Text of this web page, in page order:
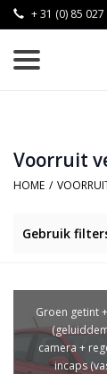
+ 31 (0) 85 027
Voorruit
HOME /
Gebruik
Groen getint
camera +
incaps